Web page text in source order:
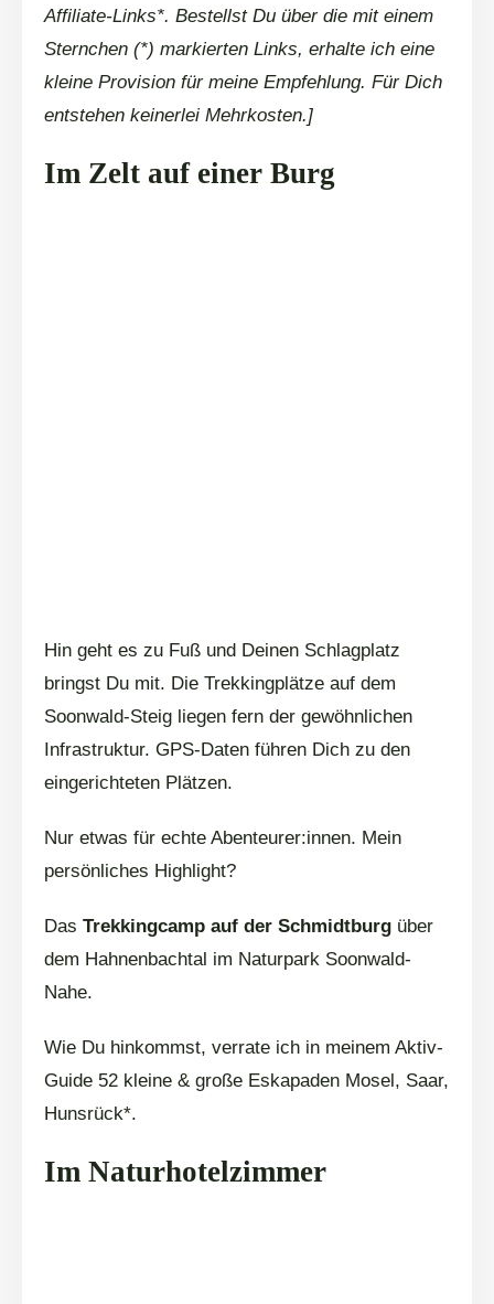
Affiliate-Links*. Bestellst Du über die mit einem
Sternchen (*) markierten Links, erhalte ich eine
kleine Provision für meine Empfehlung. Für Dich
entstehen keinerlei Mehrkosten.]
Im Zelt auf einer Burg
Hin geht es zu Fuß und Deinen Schlagplatz
bringst Du mit. Die Trekkingplätze auf dem
Soonwald-Steig liegen fern der gewöhnlichen
Infrastruktur. GPS-Daten führen Dich zu den
eingerichteten Plätzen.
Nur etwas für echte Abenteurer:innen. Mein
persönliches Highlight?
Das Trekkingcamp auf der Schmidtburg über
dem Hahnenbachtal im Naturpark Soonwald-
Nahe.
Wie Du hinkommst, verrate ich in meinem Aktiv-
Guide 52 kleine & große Eskapaden Mosel, Saar,
Hunsrück*.
Im Naturhotelzimmer